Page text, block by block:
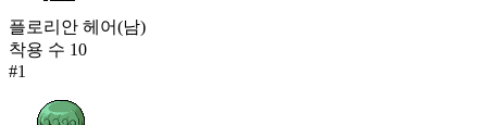
플로리안 헤어(남)
착용 수 10
#1